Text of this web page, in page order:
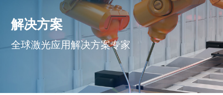
解决方案
全球激光应用解决方案专家